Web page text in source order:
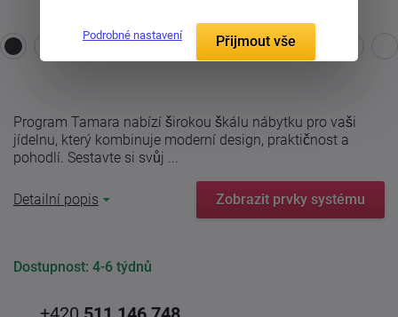
Program Tamara nabízí širokou škálu nábytku pro vaši
jídelnu, který kombinuje moderní design, praktičnost a
pohodlí. Sestavte si svůj ...
Detailní popis Zobrazit prvky systému
Dostupnost: 4-6 týdnů
Podrobné nastavení Přijmout vše